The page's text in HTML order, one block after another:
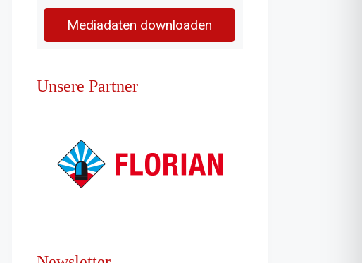
Mediadaten downloaden
Unsere Partner